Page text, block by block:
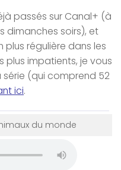
passés sur Canal+ (à
dimanches soirs), et
plus régulière dans les
plus impatients, je vous
(qui comprend 52
ici.
du monde